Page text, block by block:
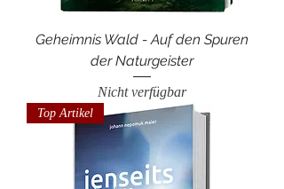
Geheimnis Wald - Auf den Spuren
der Naturgeister
Nicht verfügbar
Top Artikel